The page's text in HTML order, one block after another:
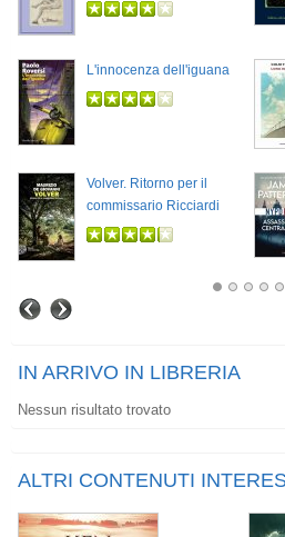
L'innocenza dell'iguana
Volver. Ritorno per il
commissario Ricciardi
IN ARRIVO IN LIBRERIA
Nessun risultato trovato
ALTRI CONTENUTI